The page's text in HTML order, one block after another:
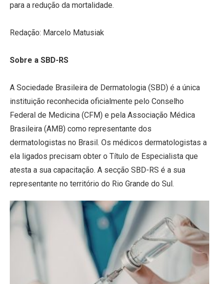
para a redução da mortalidade.
Redação: Marcelo Matusiak
Sobre a SBD-RS
A Sociedade Brasileira de Dermatologia (SBD) é a única
instituição reconhecida oficialmente pelo Conselho
Federal de Medicina (CFM) e pela Associação Médica
Brasileira (AMB) como representante dos
dermatologistas no Brasil. Os médicos dermatologistas a
ela ligados precisam obter o Título de Especialista que
atesta a sua capacitação. A secção SBD-RS é a sua
representante no território do Rio Grande do Sul.